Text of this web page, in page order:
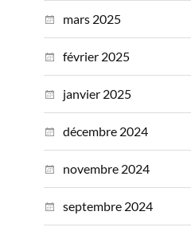
mars 2025
février 2025
janvier 2025
décembre 2024
novembre 2024
septembre 2024